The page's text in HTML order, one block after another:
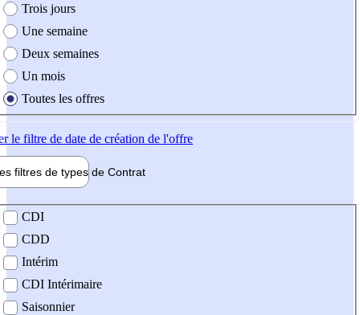
Trois jours
Une semaine
Deux semaines
Un mois
Toutes les offres
le filtre de date de création de l'offre
filtres de types de Contrat
contrat
CDI
CDD
Intérim
CDI Intérimaire
Saisonnier